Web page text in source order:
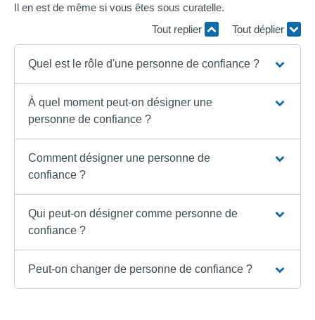
Il en est de même si vous êtes sous curatelle.
Tout replier
Tout déplier
Quel est le rôle d'une personne de confiance ?
À quel moment peut-on désigner une
personne de confiance ?
Comment désigner une personne de
confiance ?
Qui peut-on désigner comme personne de
confiance ?
Peut-on changer de personne de confiance ?